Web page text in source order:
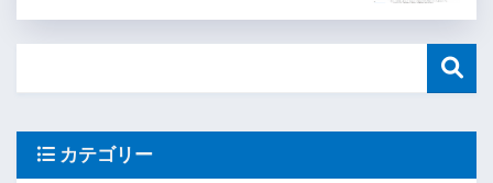
カテゴリー